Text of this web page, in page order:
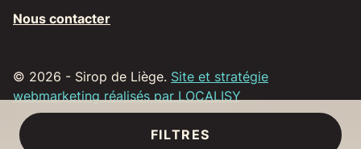
FILTRES
Nous contacter
© 2026 - Sirop de Liège. Site et stratégie
webmarketing réalisés par LOCALISY